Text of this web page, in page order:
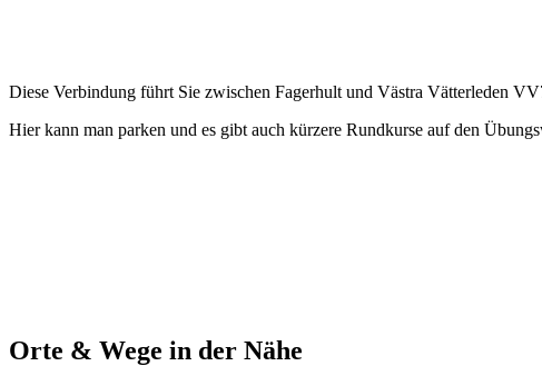
Diese Verbindung führt Sie zwischen Fagerhult und Västra Vätterleden
Hier kann man parken und es gibt auch kürzere Rundkurse auf den
Orte & Wege in der Nähe